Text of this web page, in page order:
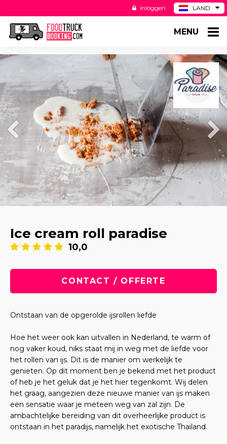
LAND
DE
US
Inloggen
MENU
Ice cream roll paradise
10,0
CONTACT / OFFERTE
Ontstaan van de opgerolde ijsrollen liefde
Hoe het weer ook kan uitvallen in Nederland, te warm of
nog vaker koud, niks staat mij in weg met de liefde voor
het rollen van ijs. Dit is de manier om werkelijk te
genieten. Op dit moment ben je bekend met het product
of heb je het geluk dat je het hier tegenkomt. Wij delen
het graag, aangezien deze nieuwe manier van ijs maken
een sensatie waar je meteen weg van zal zijn. De
ambachtelijke bereiding van dit overheerlijke product is
ontstaan in het paradijs, namelijk het exotische Thailand.